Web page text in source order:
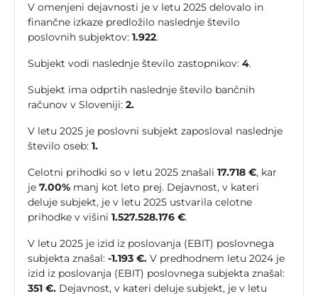
V omenjeni dejavnosti je v letu 2025 delovalo in
finančne izkaze predložilo naslednje število
poslovnih subjektov: 1.922.
Subjekt vodi naslednje število zastopnikov: 4.
Subjekt ima odprtih naslednje število bančnih
računov v Sloveniji: 2.
V letu 2025 je poslovni subjekt zaposloval naslednje
število oseb: 1.
Celotni prihodki so v letu 2025 znašali 17.718 €, kar
je 7.00% manj kot leto prej. Dejavnost, v kateri
deluje subjekt, je v letu 2025 ustvarila celotne
prihodke v višini 1.527.528.176 €.
V letu 2025 je izid iz poslovanja (EBIT) poslovnega
subjekta znašal: -1.193 €. V predhodnem letu 2024 je
izid iz poslovanja (EBIT) poslovnega subjekta znašal:
351 €. Dejavnost, v kateri deluje subjekt, je v letu